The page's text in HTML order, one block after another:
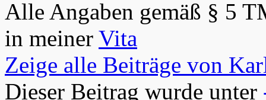
Alle Angaben gemäß § 5
in meiner Vita
Zeige alle Beiträge von
Dieser Beitrag wurde unter